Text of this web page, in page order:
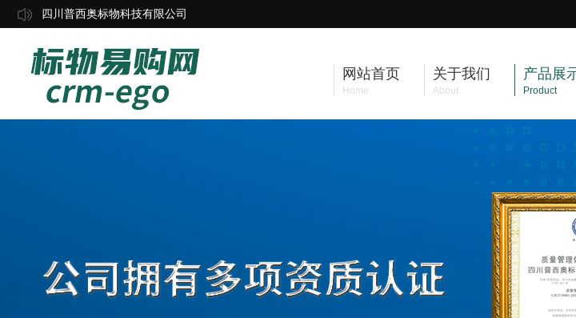
四川普西奥标物科技有限公司
网站首页
Home
关于我们
About
产品展
Product